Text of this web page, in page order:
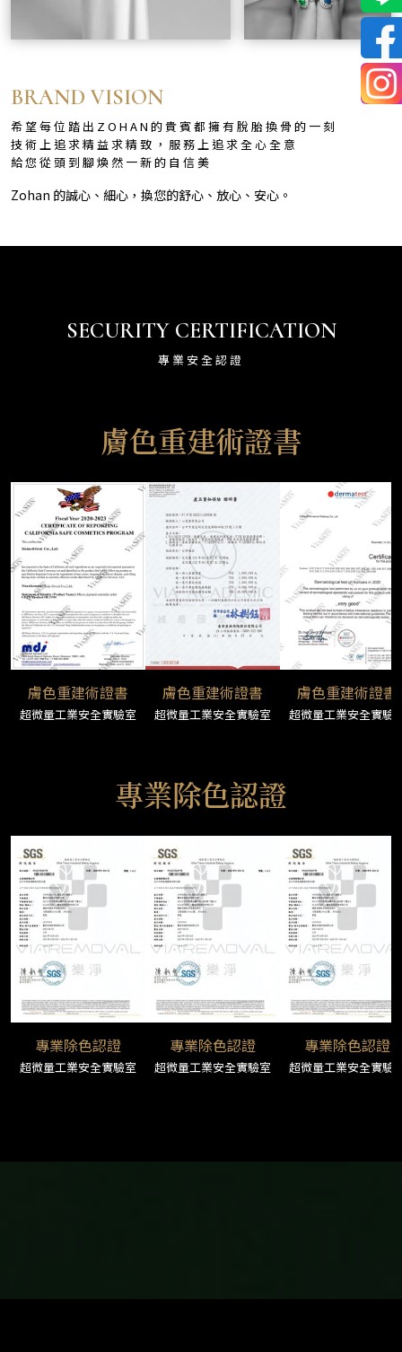
BRAND VISION
希望每位踏出ZOHAN的貴賓都擁有脫胎換骨的一刻
技術上追求精益求精致，服務上追求全心全意
給您從頭到腳煥然一新的自信美
Zohan 的誠心、細心，換您的舒心、放心、安心。
SECURITY CERTIFICATION
專業安全認證
膚色重建術證書
膚色重建術證書
超微量工業安全實驗室
膚色重建術證書
超微量工業安全實驗室
膚色重建術證書
超微量工業安全實驗
專業除色認證
專業除色認證
超微量工業安全實驗室
專業除色認證
超微量工業安全實驗室
專業除色認證
超微量工業安全實驗